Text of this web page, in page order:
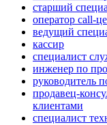
старший
оператор call-
ведущий
кассир
специалист
инженер по
руководитель
продавец-
клиентами
специалист